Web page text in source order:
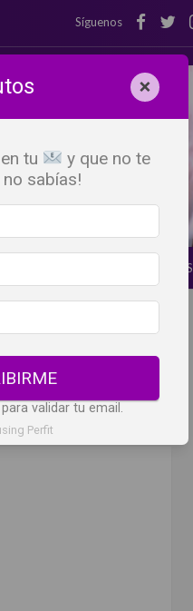
Síguenos
DEL VINO PANORAMAS
×
tu
y que no te
sabías!
validar tu email.
Perfit